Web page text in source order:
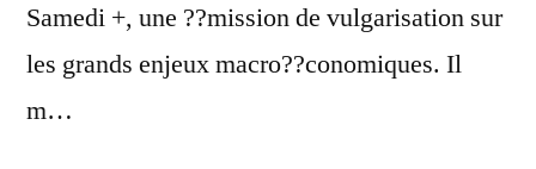
Samedi +, une ??mission de vulgarisation sur
les grands enjeux macro??conomiques. Il
m…